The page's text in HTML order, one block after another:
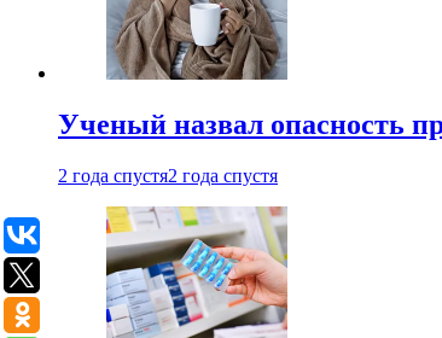
Ученый назвал опасность
2 года спустя2 года спустя